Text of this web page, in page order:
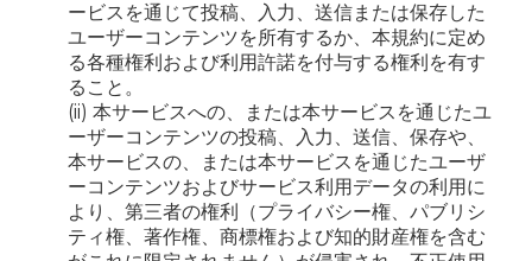
ービスを通じて投稿、入力、送信または保存した
ユーザーコンテンツを所有するか、本規約に定め
る各種権利および利用許諾を付与する権利を有す
ること。
(ii) 本サービスへの、または本サービスを通じたユ
ーザーコンテンツの投稿、入力、送信、保存や、
本サービスの、または本サービスを通じたユーザ
ーコンテンツおよびサービス利用データの利用に
より、第三者の権利（プライバシー権、パブリシ
ティ権、著作権、商標権および知的財産権を含む